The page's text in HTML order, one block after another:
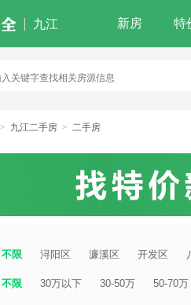
九江 新房 特
> 九江二手房 > 二手房
不限 浔阳区 濂溪区 开发区
不限 30万以下 30-50万 50-70万